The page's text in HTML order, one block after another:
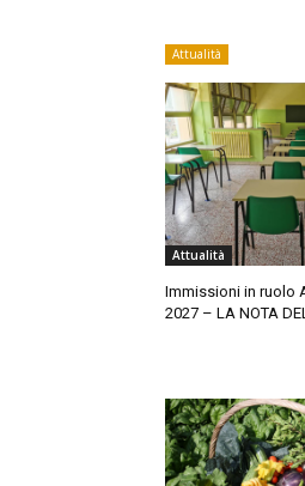
Attualità
Attualità
Immissioni in ruolo
2027 – LA NOTA